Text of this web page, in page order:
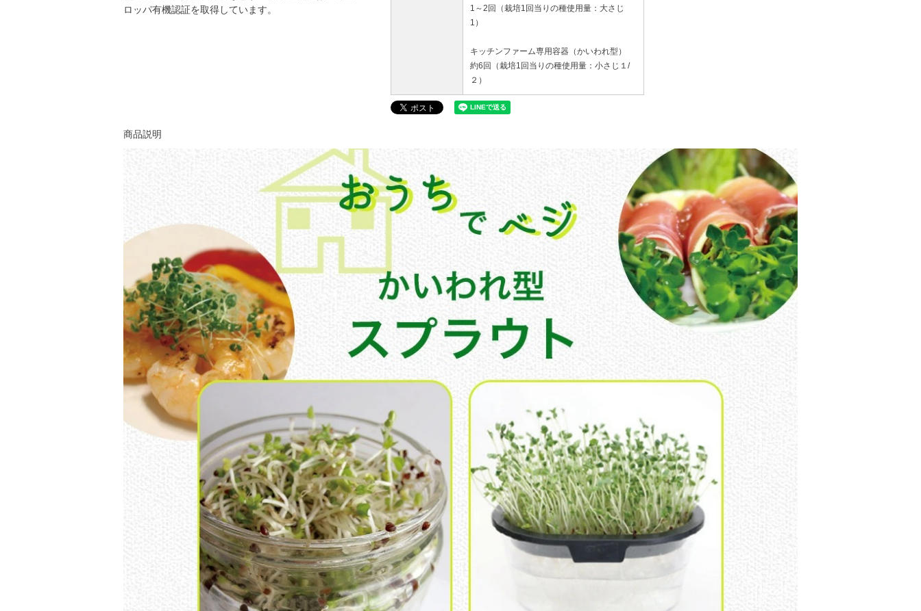
ロッパ有機認証を取得しています。
1～2回（栽培1回当りの種使用量：大さじ
1）
キッチンファーム専用容器（かいわれ型）
約6回（栽培1回当りの種使用量：小さじ１/
２）
商品説明